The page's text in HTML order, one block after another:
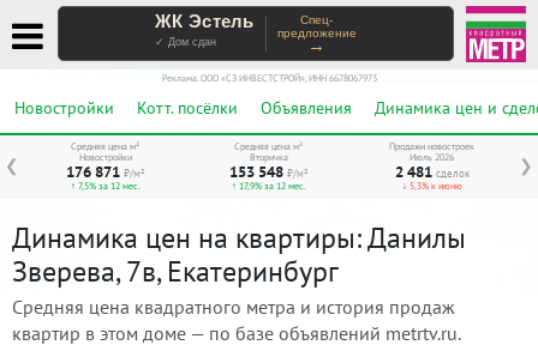
ЖК Эстель
✓ Дом сдан
Спец-
предложение
→
Реклама. ООО «СЗ ИНВЕСТСТРОЙ», ИНН 6678067973
Новостройки Котт. посёлки Объявления Динамика цен и
❮ ❯
Средняя цена м²
Новостройки
176 871 ₽/м²
↑ 7,5% за 12 мес.
Средняя цена м²
Вторичка
153 548 ₽/м²
↑ 17,9% за 12 мес.
Продажи новостроек
Июль 2026
2 481 сделок
↓ 5,3% к июню
Динамика цен на квартиры: Данилы
Зверева, 7в, Екатеринбург
Средняя цена квадратного метра и история продаж
квартир в этом доме — по базе объявлений metrtv.ru.